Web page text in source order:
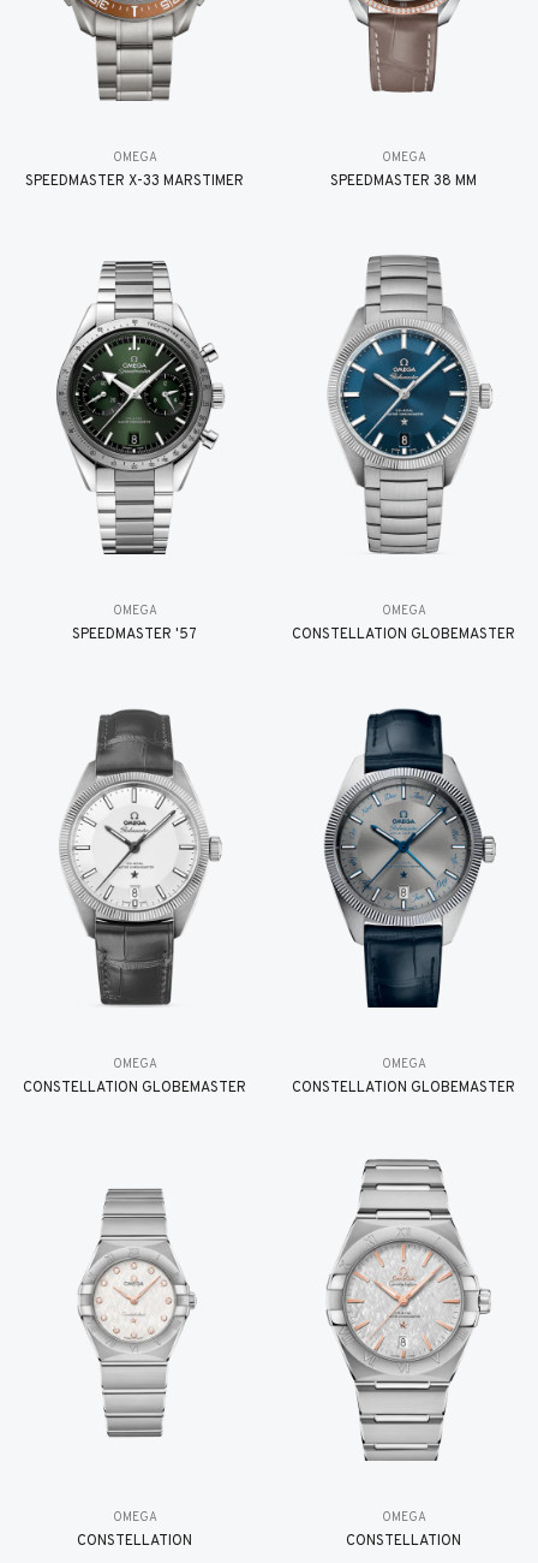
OMEGA
SPEEDMASTER X-33 MARSTIMER
OMEGA
SPEEDMASTER 38 MM
OMEGA
SPEEDMASTER '57
OMEGA
CONSTELLATION GLOBEMASTER
OMEGA
CONSTELLATION GLOBEMASTER
OMEGA
CONSTELLATION GLOBEMASTER
OMEGA
CONSTELLATION
OMEGA
CONSTELLATION